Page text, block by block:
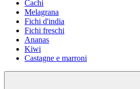
Cachi
Melagrana
Fichi d'india
Fichi freschi
Ananas
Kiwi
Castagne e marroni